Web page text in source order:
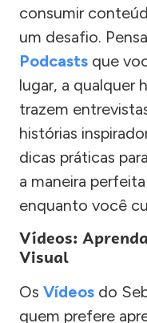
consumir
um desafio.
Podcasts que
lugar, a qualquer
trazem
histórias
dicas práticas
a maneira
enquanto você
Vídeos:
Visual
Os Vídeos do
quem prefere